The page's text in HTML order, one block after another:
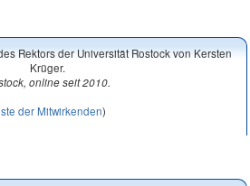
Rektors der Universität Rostock von Kersten
Krüger.
online seit 2010.
der Mitwirkenden)